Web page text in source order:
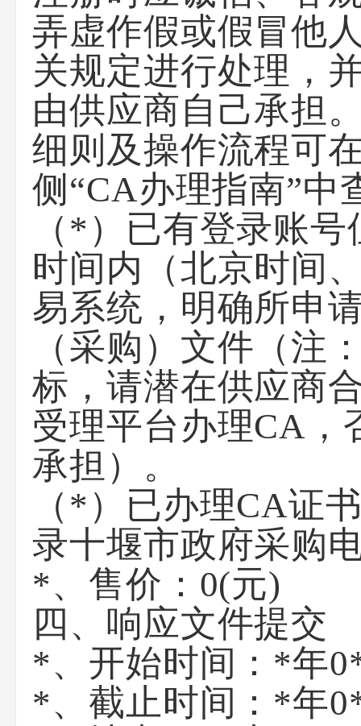
弄虚作假或假冒他
关规定进行处理，
由供应商自己承担
细则及操作流程可
侧“CA办理指南”中
（*）已有登录账
时间内（北京时间
易系统，明确所申
（采购）文件（注
标，请潜在供应商
受理平台办理CA，
承担）。
（*）已办理CA证
录十堰市政府采购
*、售价： 0(元)
四、响应文件提交
*、开始时间： *年
*、截止时间： *年